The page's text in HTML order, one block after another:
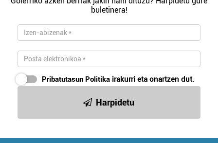
buletinera!
Pribatutasun Politika irakurri eta onartzen dut.
Harpidetu